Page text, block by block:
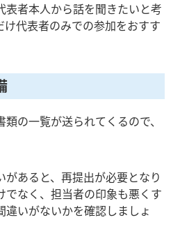
表者本人から話を聞きたいと考
け代表者のみでの参加をおすす
の一覧が送られてくるので、
あると、再提出が必要となり
でなく、担当者の印象も悪くす
違いがないかを確認しましょ